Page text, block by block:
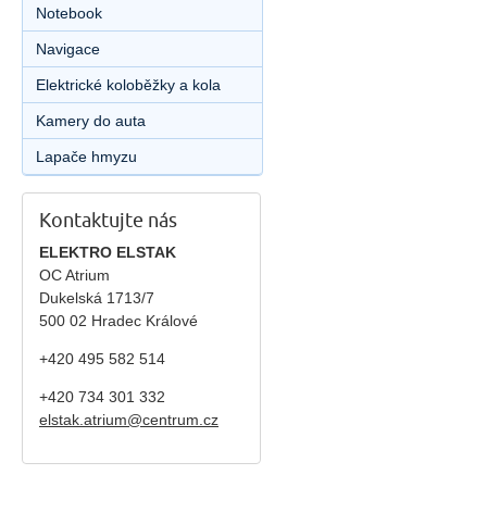
Notebook
Navigace
Elektrické koloběžky a kola
Kamery do auta
Lapače hmyzu
Kontaktujte nás
ELEKTRO ELSTAK
OC Atrium
Dukelská 1713/7
500 02 Hradec Králové
+420 495 582 514
+420 734 301 332
elstak.atrium@centrum.cz